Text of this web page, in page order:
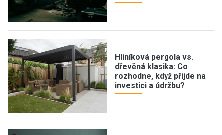
Hliníková pergola vs.
dřevěná klasika: Co
rozhodne, když přijde na
investici a údržbu?